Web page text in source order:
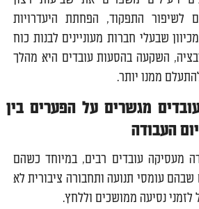
לשיפור התפקוד, הפחתת היעדרויות
שבעלי חברות מעוניינים לבנות כוח
השקעה בהסעות עובדים היא מהלך
ממנו יותר.
מגשרים על הפערים בין
העבודה
מעסיקה עובדים רבים, במיוחד כשהם
שבהם עומסי תנועה ותחבורה ציבורית לא
לזמני נסיעה ממושכים וללחץ.